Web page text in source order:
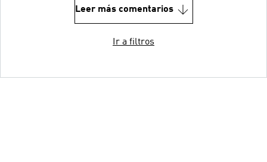
Leer más comentarios
Ir a filtros